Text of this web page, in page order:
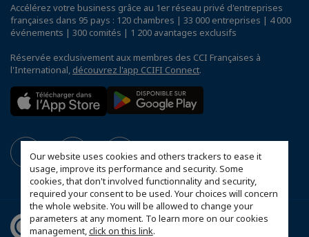
Our website uses cookies and others trackers to ease it
usage, improve its performance and security. Some
cookies, that don't involved functionnality and security,
required your consent to be used. Your choices will concern
the whole website. You will be allowed to change your
parameters at any moment. To learn more on our cookies
management,click on this link.
Accélérez votre business grâce au 1er réseau privé d'entreprises
françaises dans 95 pays : 120 chambres | 33 000 entreprises | 4 000
événements | 300 comités | 1 200 avantages exclusifs
Réservée exclusivement aux membres des CCI Françaises à
l'International, découvrez l'app CCIFI Connect.